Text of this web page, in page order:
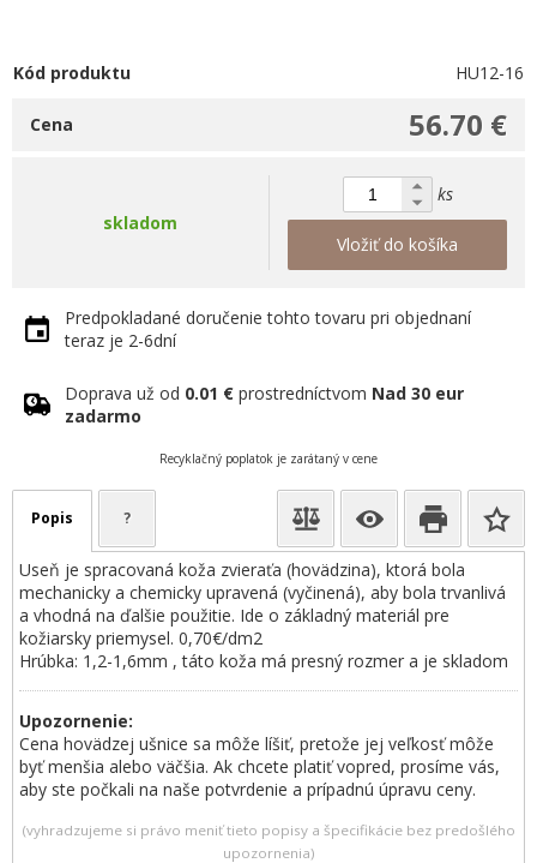
Kód produktu HU12-16
56.70 €
Cena
skladom
ks
Vložiť do košíka
Predpokladané doručenie tohto tovaru pri objednaní
teraz je 2-6dní
Doprava už od 0.01 € prostredníctvom Nad 30 eur
zadarmo
Recyklačný poplatok je zarátaný v cene
Popis ?
Useň je spracovaná koža zvieraťa (hovädzina), ktorá bola
mechanicky a chemicky upravená (vyčinená), aby bola trvanlivá
a vhodná na ďalšie použitie. Ide o základný materiál pre
kožiarsky priemysel. 0,70€/dm2
Hrúbka: 1,2-1,6mm , táto koža má presný rozmer a je skladom
Upozornenie:
Cena hovädzej ušnice sa môže líšiť, pretože jej veľkosť môže
byť menšia alebo väčšia. Ak chcete platiť vopred, prosíme vás,
aby ste počkali na naše potvrdenie a prípadnú úpravu ceny.
(vyhradzujeme si právo meniť tieto popisy a špecifikácie bez predošlého
upozornenia)